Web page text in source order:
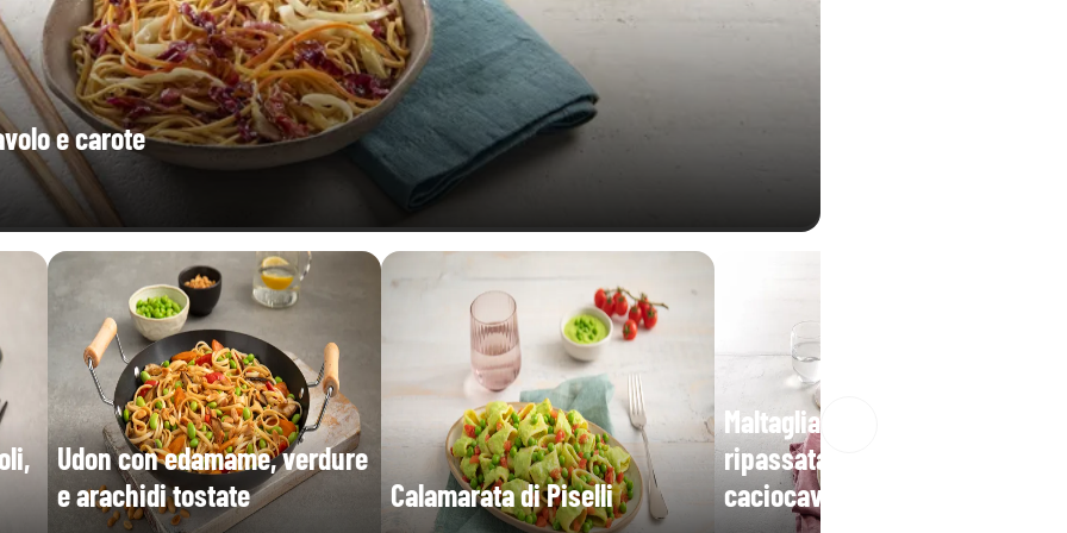
e carote
Udon con edamame, verdure
e arachidi tostate
Calamarata di Piselli
Maltagliati con scarola
ripassata, porro, olive e
caciocavallo